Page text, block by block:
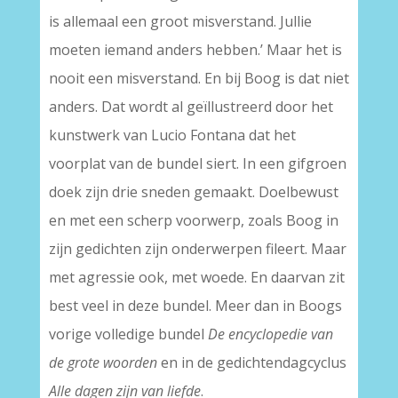
is allemaal een groot misverstand. Jullie
moeten iemand anders hebben.’ Maar het is
nooit een misverstand. En bij Boog is dat niet
anders. Dat wordt al geïllustreerd door het
kunstwerk van Lucio Fontana dat het
voorplat van de bundel siert. In een gifgroen
doek zijn drie sneden gemaakt. Doelbewust
en met een scherp voorwerp, zoals Boog in
zijn gedichten zijn onderwerpen fileert. Maar
met agressie ook, met woede. En daarvan zit
best veel in deze bundel. Meer dan in Boogs
vorige volledige bundel De encyclopedie van
de grote woordenen in de gedichtendagcyclus
Alle dagen zijn van liefde.